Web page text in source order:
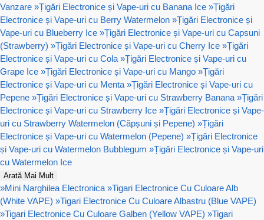
Vanzare »Țigări Electronice și Vape-uri cu Banana Ice »Țigări
Electronice și Vape-uri cu Berry Watermelon »Țigări Electronice și
Vape-uri cu Blueberry Ice »Țigări Electronice și Vape-uri cu Capsuni
(Strawberry) »Țigări Electronice și Vape-uri cu Cherry Ice »Țigări
Electronice și Vape-uri cu Cola »Țigări Electronice și Vape-uri cu
Grape Ice »Țigări Electronice și Vape-uri cu Mango »Țigări
Electronice și Vape-uri cu Menta »Țigări Electronice și Vape-uri cu
Pepene »Țigări Electronice și Vape-uri cu Strawberry Banana »Țigări
Electronice și Vape-uri cu Strawberry Ice »Țigări Electronice și Vape-
uri cu Strawberry Watermelon (Căpșuni și Pepene) »Țigări
Electronice și Vape-uri cu Watermelon (Pepene) »Țigări Electronice
și Vape-uri cu Watermelon Bubblegum »Țigări Electronice și Vape-uri
cu Watermelon Ice
Arată Mai Mult
»Mini Narghilea Electronica »Tigari Electronice Cu Culoare Alb
(White VAPE) »Tigari Electronice Cu Culoare Albastru (Blue VAPE)
»Tigari Electronice Cu Culoare Galben (Yellow VAPE) »Tigari